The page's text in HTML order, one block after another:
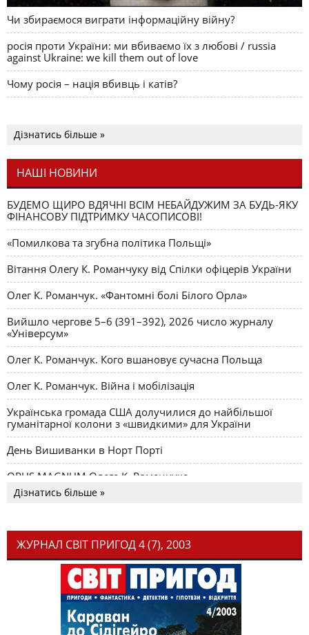
Чи збираємося виграти інформаційну війну?
росія проти України: ми вбиваємо їх з любові / russia
against Ukraine: we kill them out of love
Чому росія – нація вбивць і катів?
Дізнатись більше »
НАШІ НОВИНИ
БУДЕМО ЩИРО ВДЯЧНІ ВСІМ НЕБАЙДУЖИМ ЗА БУДЬ-ЯКУ
ФІНАНСОВУ ПІДТРИМКУ ЧАСОПИСОВІ!
«Помилкова та згубна політика Польщі»
Вітання Олегу К. Романчуку від Спілки офіцерів України
Олег К. Романчук. «Фантомні болі Білого Орла»
Вийшло чергове 5–6 (391–392), 2026 число журналу
«Універсум»
Олег К. Романчук. Кого вшановує сучасна Польща
Олег К. Романчук. Війна і мобілізація
Українська громада США долучилися до найбільшої
гуманітарної колони з «швидкими» для України
День Вишиванки в Норт Порті
OPUS MAGNUM Олега К. Романчука
Дізнатись більше »
ЖУРНАЛ СВІТ ПРИГОД 4 (7), 2003